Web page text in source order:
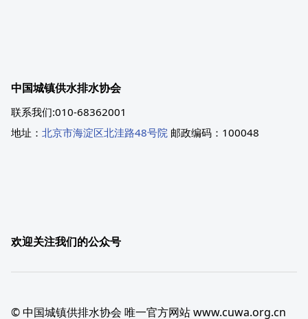
中国城镇供水排水协会
联系我们:010-68362001
地址： 北京市海淀区北洼路48号院 邮政编码：100048
欢迎关注我们的公众号
© 中国城镇供排水协会 唯一官方网站 www.cuwa.org.cn